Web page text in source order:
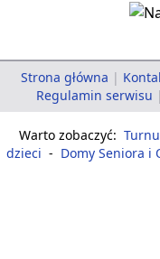
Strona główna |
Regulamin serwisu |
Warto zobaczyć:
dzieci - Domy Seniora i